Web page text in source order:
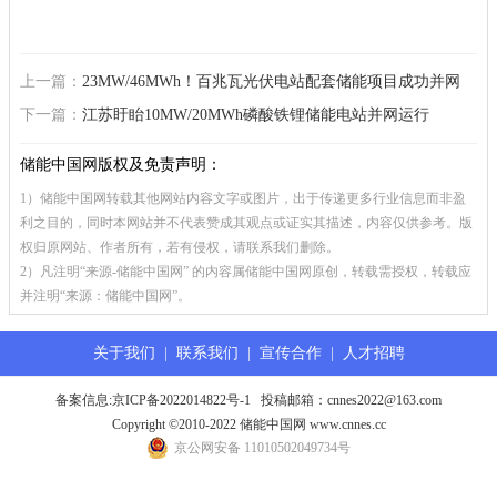
上一篇： 23MW/46MWh！百兆瓦光伏电站配套储能项目成功并网
下一篇： 江苏盱眙10MW/20MWh磷酸铁锂储能电站并网运行
储能中国网版权及免责声明：
1）储能中国网转载其他网站内容文字或图片，出于传递更多行业信息而非盈
利之目的，同时本网站并不代表赞成其观点或证实其描述，内容仅供参考。版
权归原网站、作者所有，若有侵权，请联系我们删除。
2）凡注明“来源-储能中国网” 的内容属储能中国网原创，转载需授权，转载应
并注明“来源：储能中国网”。
关于我们 | 联系我们 | 宣传合作 | 人才招聘
备案信息:京ICP备2022014822号-1
投稿邮箱：cnnes2022@163.com
Copyright ©2010-2022 储能中国网 www.cnnes.cc
京公网安备 11010502049734号